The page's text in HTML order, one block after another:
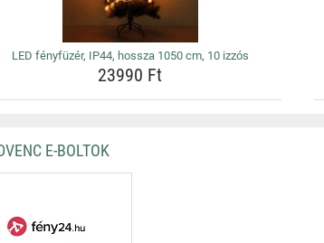
LED fényfüzér, IP44, hossza 1050 cm, 10 izzós
23990 Ft
E-BOLTOK